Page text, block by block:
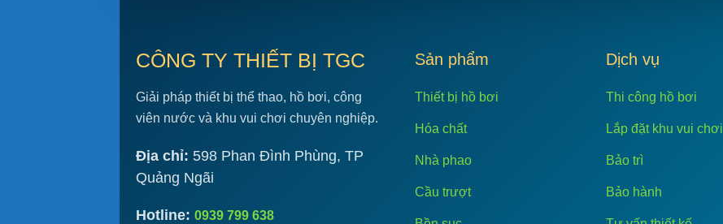
CÔNG TY THIẾT BỊ TGC
Giải pháp thiết bị thể thao, hồ bơi, công
viên nước và khu vui chơi chuyên nghiệp.
Địa chỉ: 598 Phan Đình Phùng, TP
Quảng Ngãi
Hotline: 0939 799 638
Sản phẩm
Thiết bị hồ bơi
Hóa chất
Nhà phao
Cầu trượt
Dịch vụ
Thi công hồ bơi
Lắp đặt khu vui chơi
Bảo trì
Bảo hành